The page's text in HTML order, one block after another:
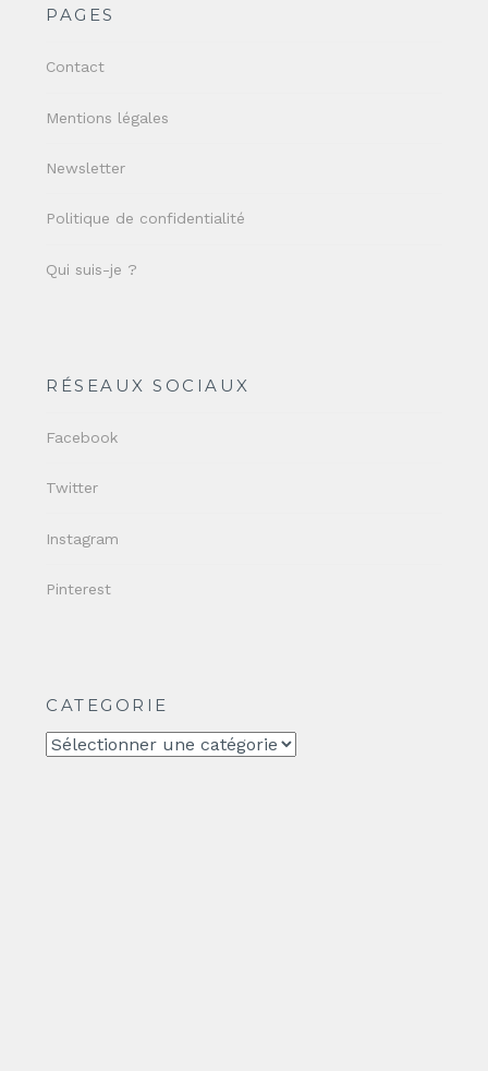
PAGES
Contact
Mentions légales
Newsletter
Politique de confidentialité
Qui suis-je ?
RÉSEAUX SOCIAUX
Facebook
Twitter
Instagram
Pinterest
CATEGORIE
CATEGORIE